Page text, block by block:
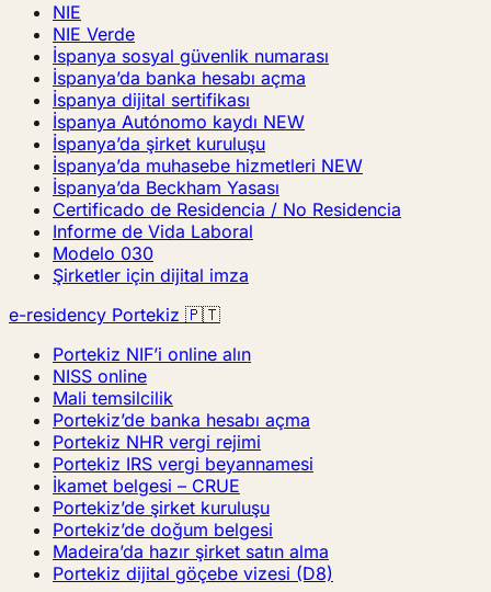
NIE
NIE Verde
İspanya sosyal güvenlik numarası
İspanya’da banka hesabı açma
İspanya dijital sertifikası
İspanya Autónomo kaydı NEW
İspanya’da şirket kuruluşu
İspanya’da muhasebe hizmetleri NEW
İspanya’da Beckham Yasası
Certificado de Residencia / No Residencia
Informe de Vida Laboral
Modelo 030
Şirketler için dijital imza
e-residency Portekiz 🇵🇹
Portekiz NIF’i online alın
NISS online
Mali temsilcilik
Portekiz’de banka hesabı açma
Portekiz NHR vergi rejimi
Portekiz IRS vergi beyannamesi
İkamet belgesi – CRUE
Portekiz’de şirket kuruluşu
Portekiz’de doğum belgesi
Madeira’da hazır şirket satın alma
Portekiz dijital göçebe vizesi (D8)